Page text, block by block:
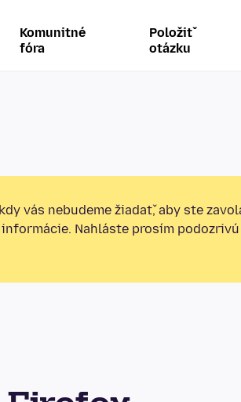
Komunitné
fóra
Položiť
otázku
vás nebudeme žiadať, aby ste
Nahláste prosím